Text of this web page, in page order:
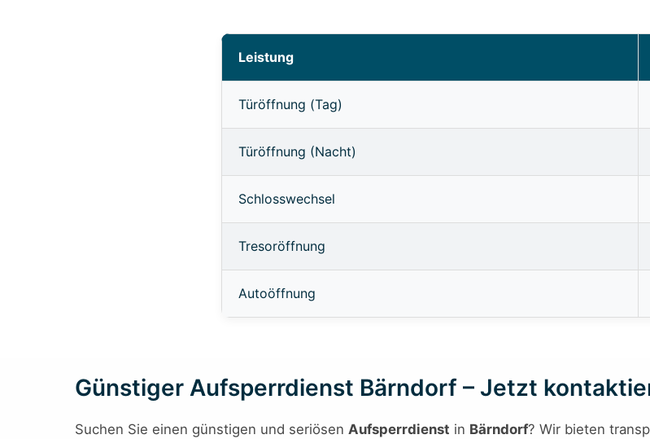
Leistung
Türöffnung (Tag)
Türöffnung (Nacht)
Schlosswechsel
Tresoröffnung
Autoöffnung
Günstiger Aufsperrdienst Bärndorf – Jetzt
Suchen Sie einen günstigen und seriösen Aufsperrdienst in Bärndorf? Wir bieten